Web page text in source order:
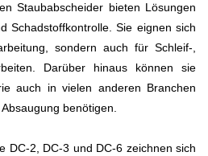
Staubabscheider bieten Lösungen
Schadstoffkontrolle. Sie eignen sich
sondern auch für Schleif-,
Darüber hinaus können sie
auch in vielen anderen Branchen
benötigen.
DC-2, DC-3 und DC-6 zeichnen sich